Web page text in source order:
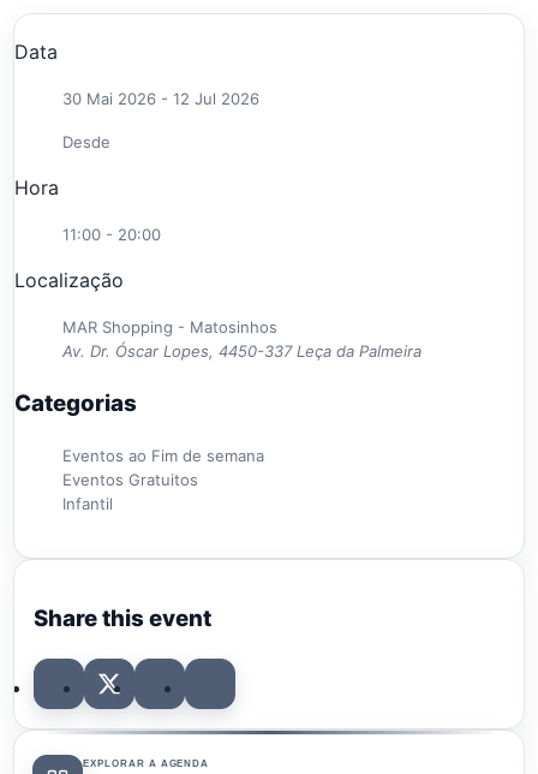
Data
30 Mai 2026 - 12 Jul 2026
Desde
Hora
11:00 - 20:00
Localização
MAR Shopping - Matosinhos
Av. Dr. Óscar Lopes, 4450-337 Leça da Palmeira
Categorias
Eventos ao Fim de semana
Eventos Gratuitos
Infantil
Share this event
EXPLORAR A AGENDA